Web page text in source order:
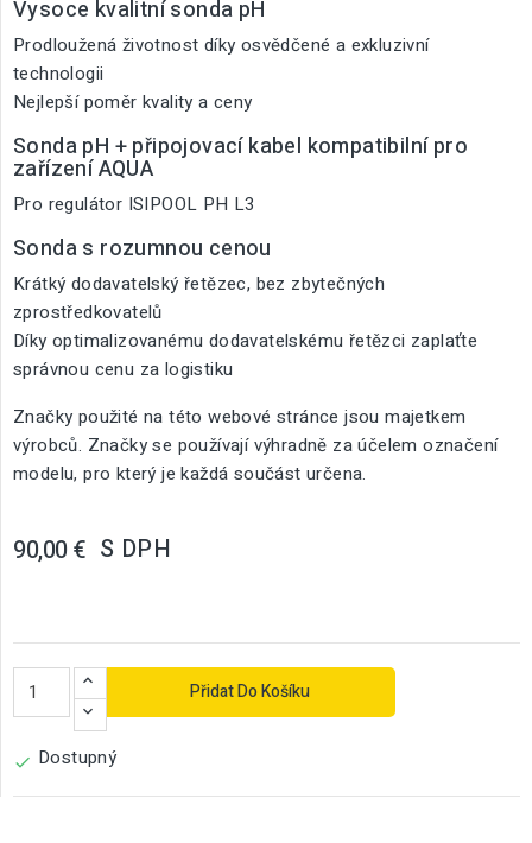
Vysoce kvalitní sonda pH
Prodloužená životnost díky osvědčené a exkluzivní
technologii
Nejlepší poměr kvality a ceny
Sonda pH + připojovací kabel kompatibilní pro
zařízení AQUA
Pro regulátor ISIPOOL PH L3
Sonda s rozumnou cenou
Krátký dodavatelský řetězec, bez zbytečných
zprostředkovatelů
Díky optimalizovanému dodavatelskému řetězci zaplaťte
správnou cenu za logistiku
Značky použité na této webové stránce jsou majetkem
výrobců. Značky se používají výhradně za účelem označení
modelu, pro který je každá součást určena.
90,00 € S DPH
Přidat Do Košíku
 Dostupný